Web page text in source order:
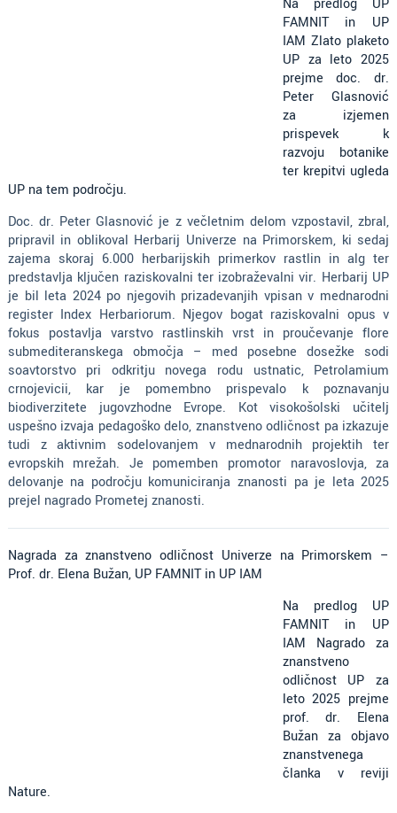
Na predlog UP
FAMNIT in UP
IAM Zlato plaketo
UP za leto 2025
prejme doc. dr.
Peter Glasnović
za izjemen
prispevek k
razvoju botanike
ter krepitvi ugleda
UP na tem področju.
Doc. dr. Peter Glasnović je z večletnim delom vzpostavil, zbral,
pripravil in oblikoval Herbarij Univerze na Primorskem, ki sedaj
zajema skoraj 6.000 herbarijskih primerkov rastlin in alg ter
predstavlja ključen raziskovalni ter izobraževalni vir. Herbarij UP
je bil leta 2024 po njegovih prizadevanjih vpisan v mednarodni
register Index Herbariorum. Njegov bogat raziskovalni opus v
fokus postavlja varstvo rastlinskih vrst in proučevanje flore
submediteranskega območja – med posebne dosežke sodi
soavtorstvo pri odkritju novega rodu ustnatic, Petrolamium
crnojevicii, kar je pomembno prispevalo k poznavanju
biodiverzitete jugovzhodne Evrope. Kot visokošolski učitelj
uspešno izvaja pedagoško delo, znanstveno odličnost pa izkazuje
tudi z aktivnim sodelovanjem v mednarodnih projektih ter
evropskih mrežah. Je pomemben promotor naravoslovja, za
delovanje na področju komuniciranja znanosti pa je leta 2025
prejel nagrado Prometej znanosti.
Nagrada za znanstveno odličnost Univerze na Primorskem –
Prof. dr. Elena Bužan, UP FAMNIT in UP IAM
Na predlog UP
FAMNIT in UP
IAM Nagrado za
znanstveno
odličnost UP za
leto 2025 prejme
prof. dr. Elena
Bužan za objavo
znanstvenega
članka v reviji
Nature.